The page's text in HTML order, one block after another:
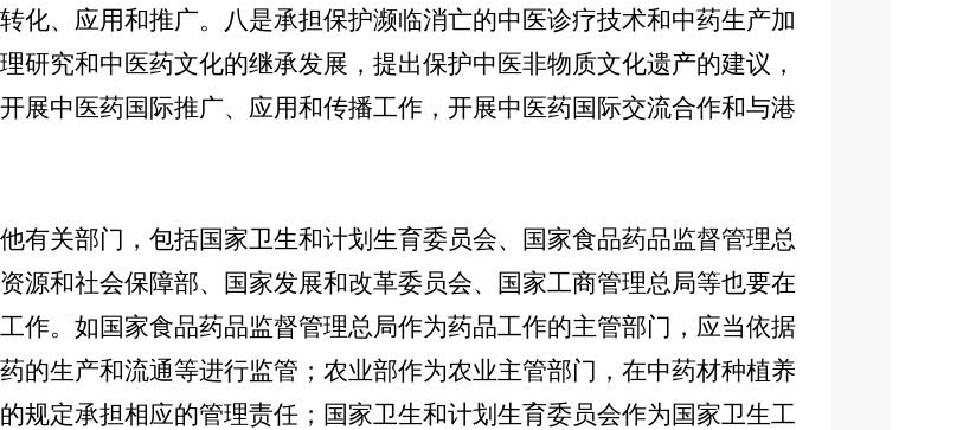
化、应用和推广。八是承担保护濒临消亡的中医诊疗技术和中药生产加
研究和中医药文化的继承发展，提出保护中医非物质文化遗产的建议，
展中医药国际推广、应用和传播工作，开展中医药国际交流合作和与港
关部门，包括国家卫生和计划生育委员会、国家食品药品监督管理总
源和社会保障部、国家发展和改革委员会、国家工商管理总局等也要在
作。如国家食品药品监督管理总局作为药品工作的主管部门，应当依据
的生产和流通等进行监管；农业部作为农业主管部门，在中药材种植养
规定承担相应的管理责任；国家卫生和计划生育委员会作为国家卫生工